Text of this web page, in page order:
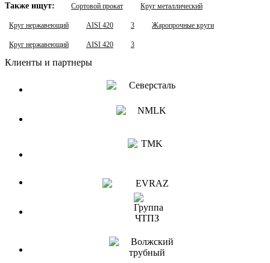
Также ищут: Сортовой прокат Круг металлический
Круг нержавеющий AISI 420 3 Жаропрочные круги
Круг нержавеющий AISI 420 3
Клиенты и партнеры